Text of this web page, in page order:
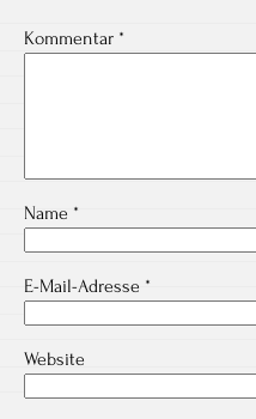
Kommentar *
Name *
E-Mail-Adresse *
Website